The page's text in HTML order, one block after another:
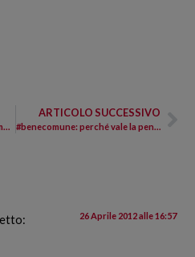
Leadership Conference 2012: immagini dal meeting AISM
ARTICOLO SUCCESSIVO
#benecomune: perché vale la pena raccontare una storia
26 Aprile 2012 alle 16:57